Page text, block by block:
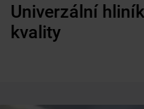
Univerzální
kvality